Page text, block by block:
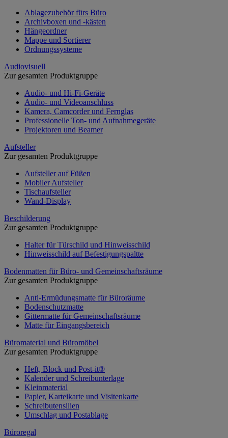
Ablagezubehör fürs Büro
Archivboxen und -kästen
Hängeordner
Mappe und Sortierer
Ordnungssysteme
Audiovisuell
Zur gesamten Produktgruppe
Audio- und Hi-Fi-Geräte
Audio- und Videoanschluss
Kamera, Camcorder und Fernglas
Professionelle Ton- und Aufnahmegeräte
Projektoren und Beamer
Aufsteller
Zur gesamten Produktgruppe
Aufsteller auf Füßen
Mobiler Aufsteller
Tischaufsteller
Wand-Display
Beschilderung
Zur gesamten Produktgruppe
Halter für Türschild und Hinweisschild
Hinweisschild auf Befestigungspaltte
Bodenmatten für Büro- und Gemeinschaftsräume
Zur gesamten Produktgruppe
Anti-Ermüdungsmatte für Büroräume
Bodenschutzmatte
Gittermatte für Gemeinschaftsräume
Matte für Eingangsbereich
Büromaterial und Büromöbel
Zur gesamten Produktgruppe
Heft, Block und Post-it®
Kalender und Schreibunterlage
Kleinmaterial
Papier, Karteikarte und Visitenkarte
Schreibutensilien
Umschlag und Postablage
Büroregal